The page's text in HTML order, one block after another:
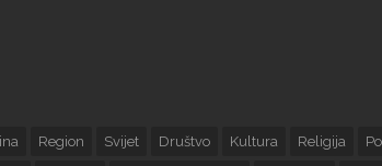
Region Svijet Društvo Kultura Religija